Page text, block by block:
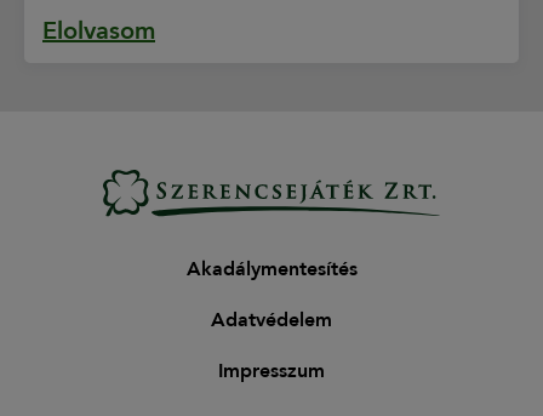
Elolvasom
Akadálymentesítés
Adatvédelem
Impresszum